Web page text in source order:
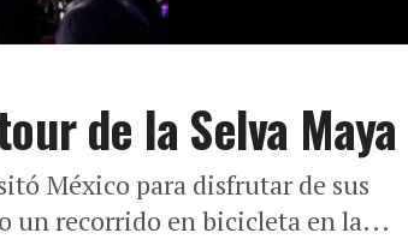
de la Selva Maya
México para disfrutar de sus
un recorrido en bicicleta en la...